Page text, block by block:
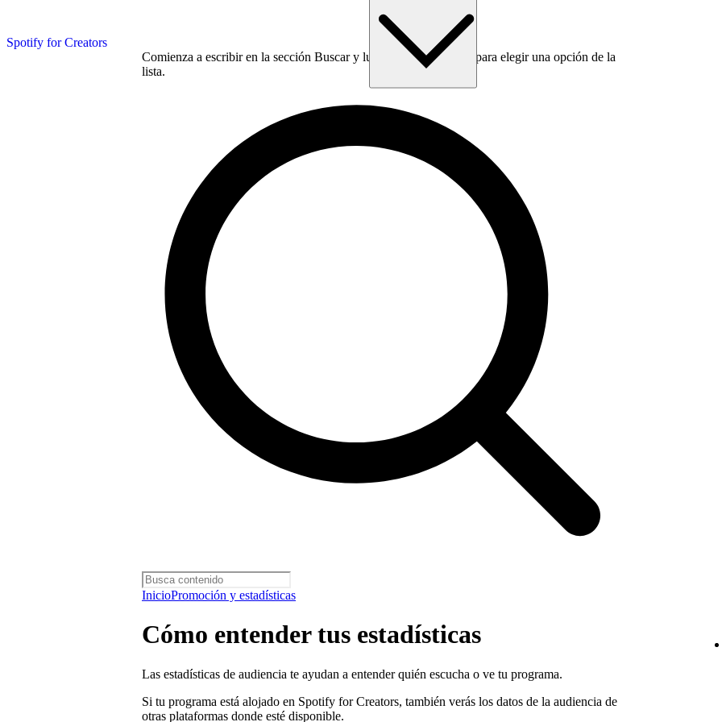
Spotify for Creators
Comienza a escribir en la sección Buscar y luego usa la tecla Tab para elegir una opción de la
lista.
InicioPromoción y estadísticas
Cómo entender tus estadísticas
Las estadísticas de audiencia te ayudan a entender quién escucha o ve tu programa.
Si tu programa está alojado en Spotify for Creators, también verás los datos de la audiencia de
otras plataformas donde esté disponible.